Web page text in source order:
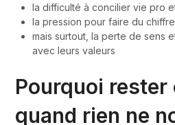
la difficulté à concilier vie pro
la pression pour faire du chiffre
mais surtout, la perte de sens
avec leurs valeurs
Pourquoi rester
quand rien ne